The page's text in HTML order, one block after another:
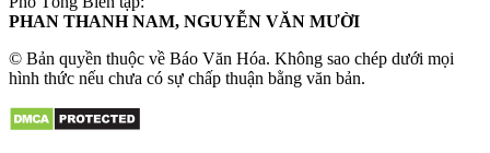
PHAN THANH NAM, NGUYỄN VĂN MƯỜI
© Bản quyền thuộc về Báo Văn Hóa. Không sao chép dưới mọi
hình thức nếu chưa có sự chấp thuận bằng văn bản.